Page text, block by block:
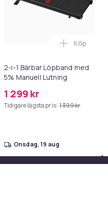
i varukorgen& Kabel 20W USB-C
Kit av Esefido i
2-i-1 Bärbar Löpband med
5% Manuell Lutning
1 299 kr
Tidigare lägsta pris: 1 399 kr
Lägg till
Köp
onsdag, 19 aug